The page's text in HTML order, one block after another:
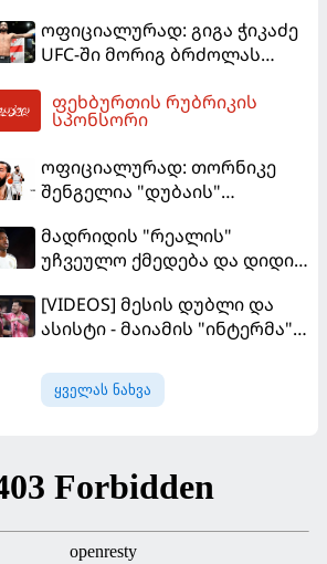
ოფიციალურად: გიგა ჭიკაძე
UFC-ში მორიგ ბრძოლას
ფეხბურთის რუბრიკის
სპონსორი
ოფიციალურად: თორნიკე
შენგელია "დუბაის"
მადრიდის "რეალის"
უჩვეულო ქმედება და დიდი
მომავალი გადაწყდა
[VIDEOS] მესის დუბლი და
ასისტი - მაიამის "ინტერმა"
ყველას ნახვა